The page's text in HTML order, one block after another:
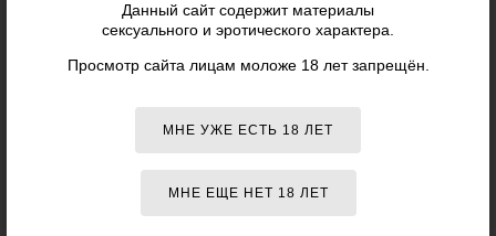
Данный сайт содержит материалы
сексуального и эротического характера.
Просмотр сайта лицам моложе 18 лет запрещён.
МНЕ УЖЕ ЕСТЬ 18 ЛЕТ
МНЕ ЕЩЕ НЕТ 18 ЛЕТ
ЛУБРИКАНТЫ CANEXPOL
ОТЗЫВЫ
Отзывов в данном разделе пока нет.